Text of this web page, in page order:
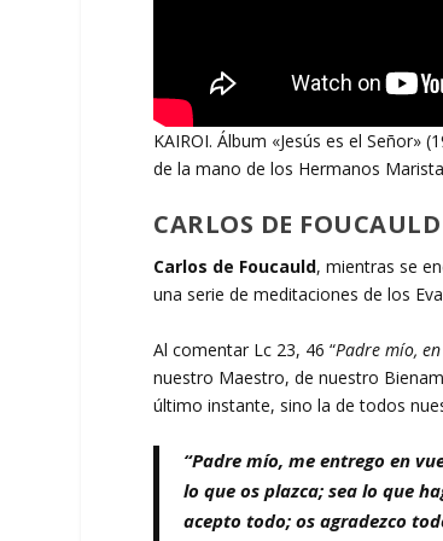
KAIROI. Álbum «Jesús es el Señor»
de la mano de los Hermanos
CARLOS DE FOUCAULD
Carlos de Foucauld, mientras se
una serie de meditaciones de los
Al comentar Lc 23, 46 “Padre mío,
nuestro Maestro, de nuestro
último instante, sino la de todos
“Padre mío, me entrego en
lo que os plazca; sea lo que
acepto todo; os agradezco